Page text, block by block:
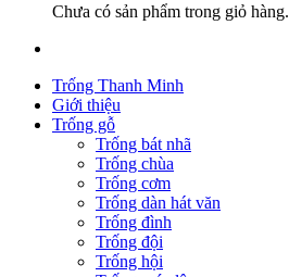
Chưa có sản phẩm trong giỏ hàng.
Trống Thanh Minh
Giới thiệu
Trống gỗ
Trống bát nhã
Trống chùa
Trống cơm
Trống dàn hát văn
Trống đình
Trống đội
Trống hội